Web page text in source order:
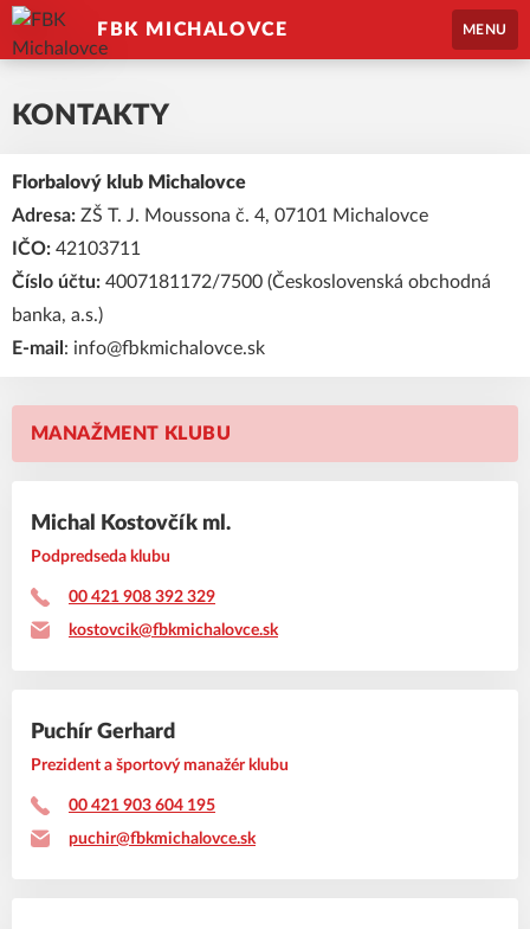
FBK MICHALOVCE MENU
KONTAKTY
Florbalový klub Michalovce
Adresa: ZŠ T. J. Moussona č. 4, 07101 Michalovce
IČO: 42103711
Číslo účtu: 4007181172/7500 (Československá obchodná
banka, a.s.)
E-mail : info@fbkmichalovce.sk
MANAŽMENT KLUBU
Michal Kostovčík ml.
Podpredseda klubu
00 421 908 392 329
kostovcik@fbkmichalovce.sk
Puchír Gerhard
Prezident a športový manažér klubu
00 421 903 604 195
puchir@fbkmichalovce.sk